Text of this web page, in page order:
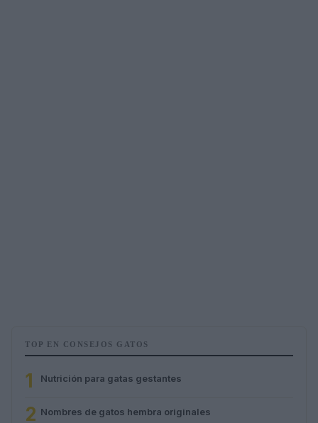
TOP EN CONSEJOS GATOS
1 Nutrición para gatas gestantes
2 Nombres de gatos hembra originales